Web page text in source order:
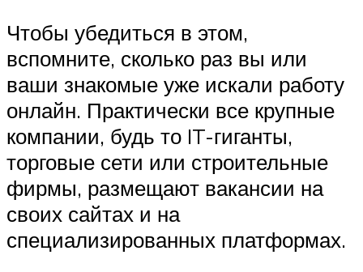
Чтобы убедиться в этом,
вспомните, сколько раз вы или
ваши знакомые уже искали работу
онлайн. Практически все крупные
компании, будь то IT-гиганты,
торговые сети или строительные
фирмы, размещают вакансии на
своих сайтах и на
специализированных платформах.